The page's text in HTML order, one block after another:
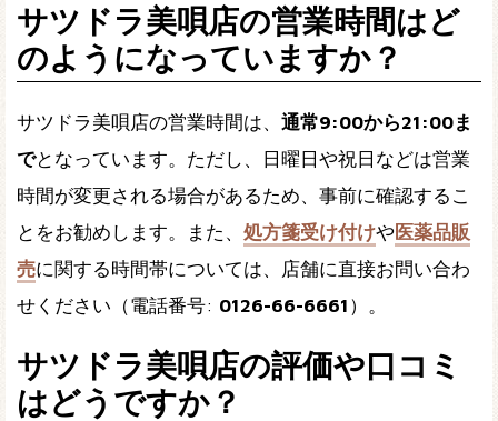
サツドラ美唄店の営業時間はど
のようになっていますか？
サツドラ美唄店の営業時間は、 通常9:00から21:00ま
でとなっています。ただし、日曜日や祝日などは営業
時間が変更される場合があるため、事前に確認するこ
とをお勧めします。また、 処方箋受け付けや医薬品販
売に関する時間帯については、店舗に直接お問い合わ
せください（電話番号: 0126-66-6661 ）。
サツドラ美唄店の評価や口コミ
はどうですか？